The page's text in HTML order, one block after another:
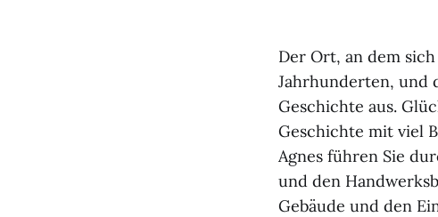
Der Ort, an dem
Jahrhunderten, und
Geschichte aus.
Geschichte mit viel
Agnes führen Sie
und den
Gebäude und den